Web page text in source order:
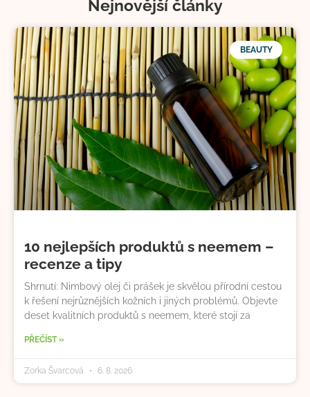
Nejnovější články
BEAUTY
10 nejlepších produktů s neemem –
recenze a tipy
Shrnutí: Nimbový olej či prášek je skvělou přírodní cestou
k řešení nejrůznějších kožních i jiných problémů. Objevte
deset kvalitních produktů s neemem, které stojí za
PŘEČÍST »
Zorka Švarcová 6. 8. 2026